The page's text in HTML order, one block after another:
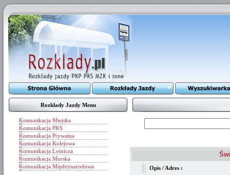
Rozkłady Jazdy Menu
Komunikacja Miejska
Komunikacja PKS
Komunikacja Prywatna
Komunikacja Kolejowa
Komunikacja Lotnicza
Komunikacja Morska
Komunikacja Międzynarodowa
Opis / Adres :